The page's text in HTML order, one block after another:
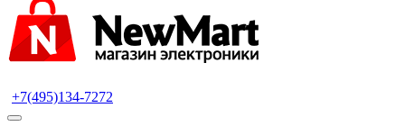
+7(495)134-7272